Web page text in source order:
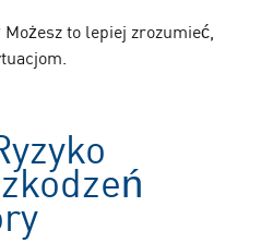
to lepiej zrozumieć,